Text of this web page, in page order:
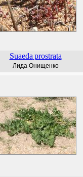
Suaeda prostrata
Лида Онищенко